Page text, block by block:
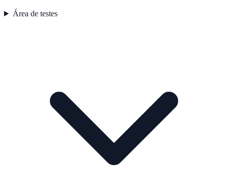
Área de testes